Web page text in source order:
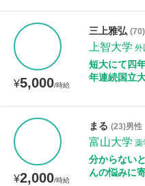
¥5,000/時給
三上雅弘
上智大学 外
短大にて四
年連続国立
¥2,000/時給
まる (23)男性
富山大学 薬
分からない
んの悩みに